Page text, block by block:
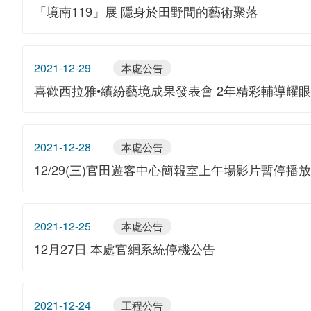
「境南119」展 隱身於田野間的藝術聚落
2021-12-29 本處公告
喜歡西拉雅•繽紛藝境成果發表會 2年精彩輔導耀
2021-12-28 本處公告
12/29(三)官田遊客中心簡報室上午場影片暫停播
2021-12-25 本處公告
12月27日 本處官網系統停機公告
2021-12-24 工程公告